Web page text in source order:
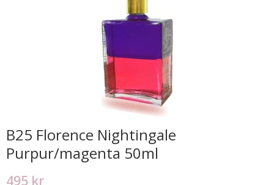
B25 Florence Nightingale
Purpur/magenta 50ml
495 kr